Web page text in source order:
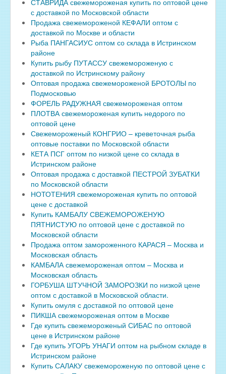
с доставкой по Московской области
Продажа свежемороженой КЕФАЛИ оптом с
доставкой по Москве и области
Рыба ПАНГАСИУС оптом со склада в Истринском
районе
Купить рыбу ПУТАССУ свежемороженую с
доставкой по Истринскому району
Оптовая продажа свежемороженой БРОТОЛЫ по
Подмосковью
ФОРЕЛЬ РАДУЖНАЯ свежемороженая оптом
ПЛОТВА свежемороженая купить недорого по
оптовой цене
Свежемороженый КОНГРИО – креветочная рыба
оптовые поставки по Московской области
КЕТА ПСГ оптом по низкой цене со склада в
Истринском районе
Оптовая продажа с доставкой ПЕСТРОЙ ЗУБАТКИ
по Московской области
НОТОТЕНИЯ свежемороженая купить по оптовой
цене с доставкой
Купить КАМБАЛУ СВЕЖЕМОРОЖЕНУЮ
ПЯТНИСТУЮ по оптовой цене с доставкой по
Московской области
Продажа оптом замороженного КАРАСЯ – Москва и
Московская область
КАМБАЛА свежемороженая оптом – Москва и
Московская область
ГОРБУША ШТУЧНОЙ ЗАМОРОЗКИ по низкой цене
оптом с доставкой в Московской области.
Купить омуля с доставкой по оптовой цене
ПИКША свежемороженая оптом в Москве
Где купить свежемороженый СИБАС по оптовой
цене в Истринском районе
Где купить УГОРЬ УНАГИ оптом на рыбном складе в
Истринском районе
Купить САЛАКУ свежемороженую по оптовой цене с